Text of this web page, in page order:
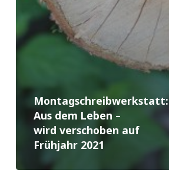
Montagschreibwerkstatt:
Aus dem Leben –
wird verschoben auf
Frühjahr 2021